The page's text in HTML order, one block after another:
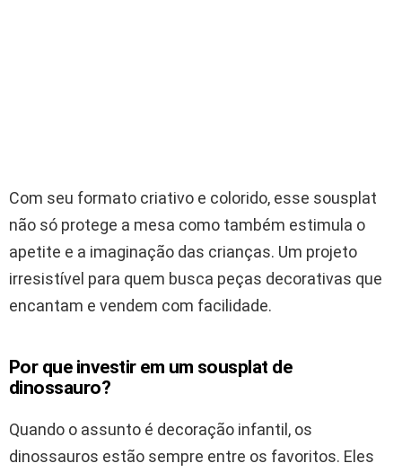
Com seu formato criativo e colorido, esse sousplat
não só protege a mesa como também estimula o
apetite e a imaginação das crianças. Um projeto
irresistível para quem busca peças decorativas que
encantam e vendem com facilidade.
Por que investir em um sousplat de
dinossauro?
Quando o assunto é decoração infantil, os
dinossauros estão sempre entre os favoritos. Eles